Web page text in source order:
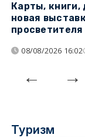
Карты, книги,
новая
просветителя
08/08/2026 16:02
Туризм